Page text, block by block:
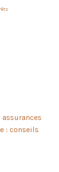
: conseils